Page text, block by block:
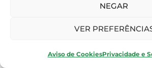
NEGAR
VER
Aviso de CookiesPrivacidade e